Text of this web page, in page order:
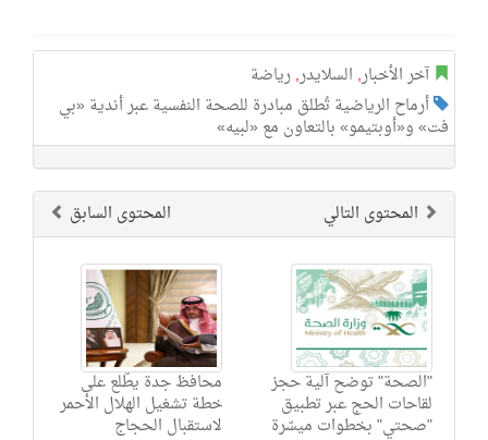
آخر الأخبار, السلايدر,رياضة
أرماح الرياضية تُطلق مبادرة للصحة النفسية عبر أندية «بي
فت» و«أوبتيمو» بالتعاون مع «لبيه»
المحتوى السابق المحتوى التالي
محافظ جدة يطّلع على
خطة تشغيل الهلال الأحمر
لاستقبال الحجاج
"الصحة" توضح آلية حجز
لقاحات الحج عبر تطبيق
"صحتي" بخطوات ميسّرة